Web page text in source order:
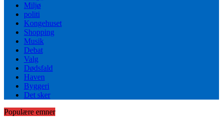
Miljø
politi
Kongehuset
Shopping
Musik
Debat
Valg
Dødsfald
Haven
Byggeri
Det sker
Populære emner